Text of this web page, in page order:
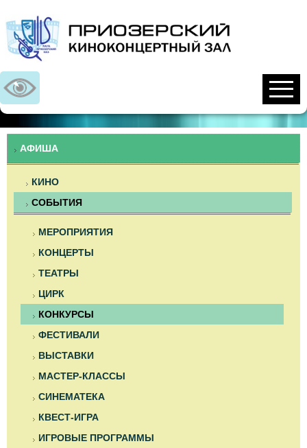
АФИША
КИНО
СОБЫТИЯ
МЕРОПРИЯТИЯ
КОНЦЕРТЫ
ТЕАТРЫ
ЦИРК
КОНКУРСЫ
ФЕСТИВАЛИ
ВЫСТАВКИ
МАСТЕР-КЛАССЫ
СИНЕМАТЕКА
КВЕСТ-ИГРА
ИГРОВЫЕ ПРОГРАММЫ
Предыдущий
год
Предыдущий
Следующий
Следующий